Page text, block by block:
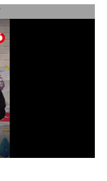
الدوري السعودي